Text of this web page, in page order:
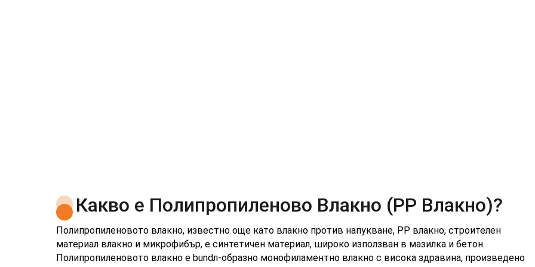
Какво е Полипропиленово Влакно (PP Влакно)?
Полипропиленовото влакно, известно още като влакно против напукване, PP влакно, строителен
материал влакно и микрофибър, е синтетичен материал, широко използван в мазилка и бетон.
Полипропиленовото влакно е bundл-образно монофиламентно влакно с висока здравина, произведено